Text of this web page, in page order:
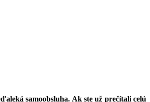
samoobsluha. Ak ste už prečítali celú